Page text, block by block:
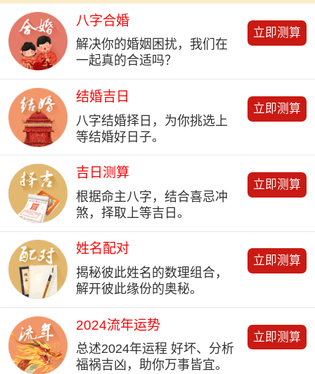
八字合婚
解决你的婚姻困扰，我们在
一起真的合适吗？
立即测算
结婚吉日
八字结婚择日，为你挑选上
等结婚好日子。
立即测算
吉日测算
根据命主八字，结合喜忌冲
煞，择取上等吉日。
立即测算
姓名配对
揭秘彼此姓名的数理组合，
解开彼此缘份的奥秘。
立即测算
2024流年运势
总述2024年运程 好坏、分析
福祸吉凶，助你万事皆宜。
立即测算